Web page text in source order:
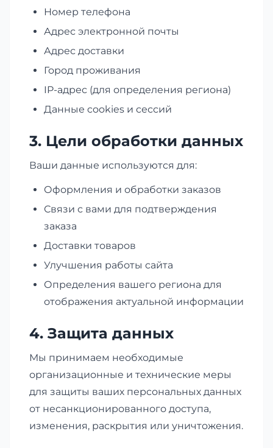
Номер телефона
Адрес электронной почты
Адрес доставки
Город проживания
IP-адрес (для определения региона)
Данные cookies и сессий
3. Цели обработки данных
Ваши данные используются для:
Оформления и обработки заказов
Связи с вами для подтверждения
заказа
Доставки товаров
Улучшения работы сайта
Определения вашего региона для
отображения актуальной информации
4. Защита данных
Мы принимаем необходимые
организационные и технические меры
для защиты ваших персональных данных
от несанкционированного доступа,
изменения, раскрытия или уничтожения.